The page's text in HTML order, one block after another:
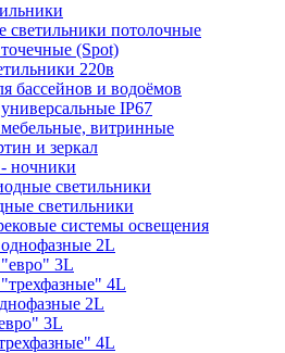
светильники потолочные
(Spot)
220в
бассейнов и водоёмов
IP67
витринные
и зеркал
ночники
светильники
системы освещения
2L
3L
4L
2L
3L
4L